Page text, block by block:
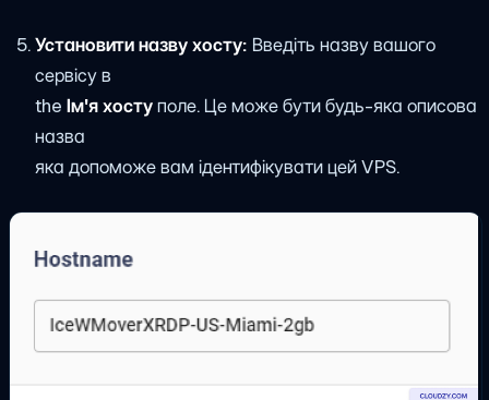
Установити назву хосту: Введіть назву вашого
сервісу в
the Ім'я хоступоле. Це може бути будь-яка описова
назва
яка допоможе вам ідентифікувати цей VPS.